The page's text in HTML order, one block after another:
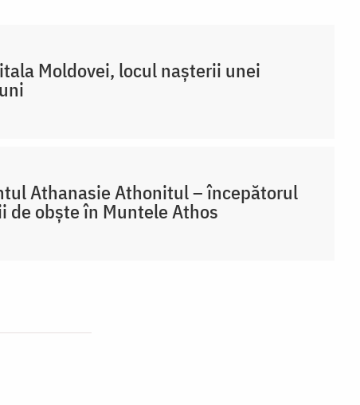
Moldovei, locul nașterii unei
Athanasie Athonitul – începătorul
de obște în Muntele Athos